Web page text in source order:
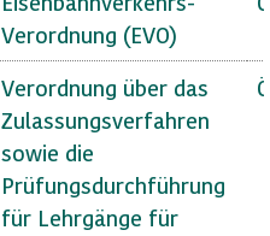
Verordnung (EVO)
Verordnung über das
Zulassungsverfahren
sowie die
Prüfungsdurchführung
für Lehrgänge für